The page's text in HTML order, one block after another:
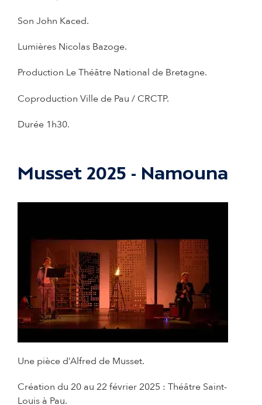
Son John Kaced.
Lumières Nicolas Bazoge.
Production Le Théâtre National de Bretagne.
Coproduction Ville de Pau / CRCTP.
Durée 1h30.
Musset 2025 - Namouna
Une pièce d’Alfred de Musset.
Création du 20 au 22 février 2025 : Théâtre Saint-
Louis à Pau.